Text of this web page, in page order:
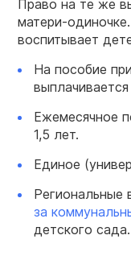
Право на те же
матери-
воспитывает
На пособие
Ежемесячное
1,5 лет.
Единое
Региональные
за
детского сада.